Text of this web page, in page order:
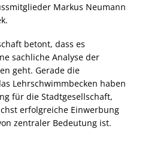
Markus Neumann
betont, dass es
sachliche Analyse der
geht. Gerade die
Lehrschwimmbecken haben
für die Stadtgesellschaft,
erfolgreiche Einwerbung
zentraler Bedeutung ist.